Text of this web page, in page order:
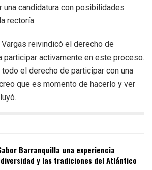
una candidatura con posibilidades
rectoría.
Vargas reivindicó el derecho de
participar activamente en este proceso.
todo el derecho de participar con una
que es momento de hacerlo y ver
Barranquilla una experiencia
y las tradiciones del Atlántico